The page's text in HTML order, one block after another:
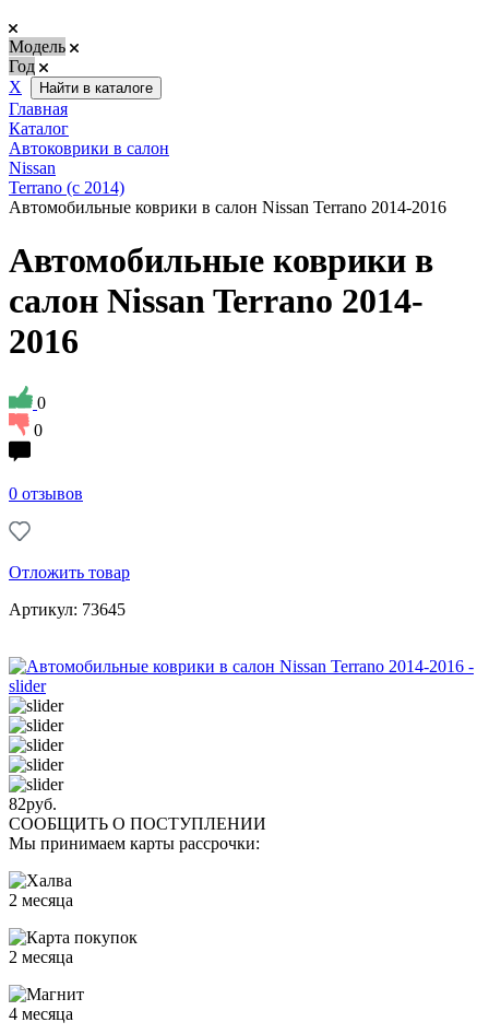
Модель
Год
Х
Найти в каталоге
Главная
Каталог
Автоковрики в салон
Nissan
Terrano (с 2014)
Автомобильные коврики в салон Nissan Terrano 2014-2016
Автомобильные коврики в
салон Nissan Terrano 2014-
2016
0
0
0 отзывов
Отложить товар
Артикул: 73645
82руб.
СООБЩИТЬ О ПОСТУПЛЕНИИ
Мы принимаем карты рассрочки:
2 месяца
2 месяца
4 месяца